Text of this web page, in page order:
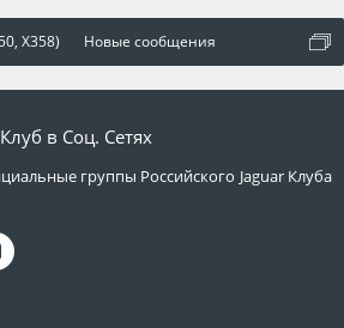
X358) Новые сообщения
Клуб в Соц. Сетях
группы Российского Jaguar Клуба